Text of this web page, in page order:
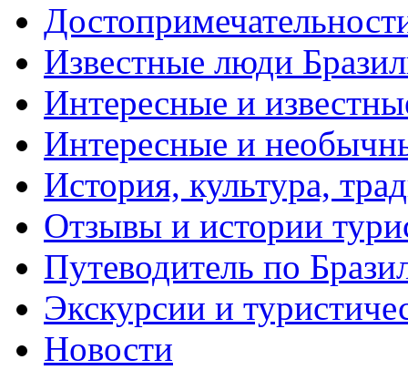
Известные люди
Интересные и
Интересные и
История, культура,
Отзывы и истории
Путеводитель по
Экскурсии и
Новости